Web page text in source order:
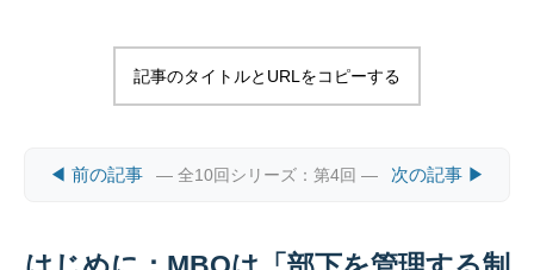
記事のタイトルとURLをコピーする
◀ 前の記事 — 全10回シリーズ：第4回 — 次の記事 ▶